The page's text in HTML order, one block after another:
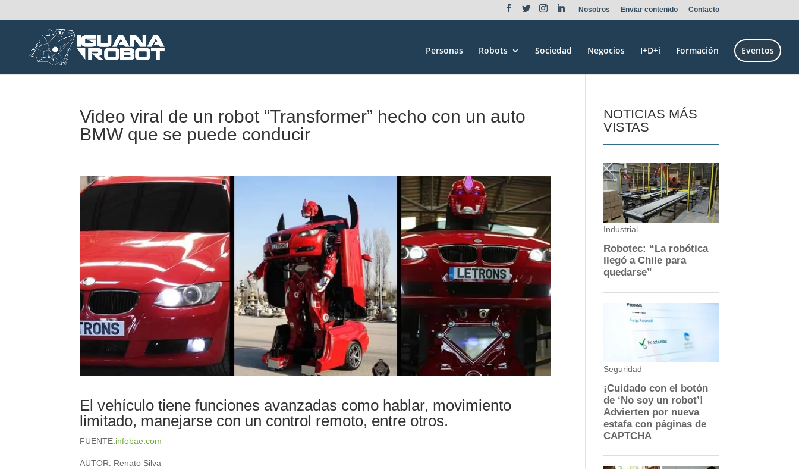
Nosotros Enviar contenido Contacto
Personas Robots Sociedad Negocios I+D+i Formación Eventos
Video viral de un robot “Transformer” hecho con un auto
BMW que se puede conducir
El vehículo tiene funciones avanzadas como hablar, movimiento
limitado, manejarse con un control remoto, entre otros.
FUENTE:infobae.com
AUTOR: Renato Silva
NOTICIAS MÁS
VISTAS